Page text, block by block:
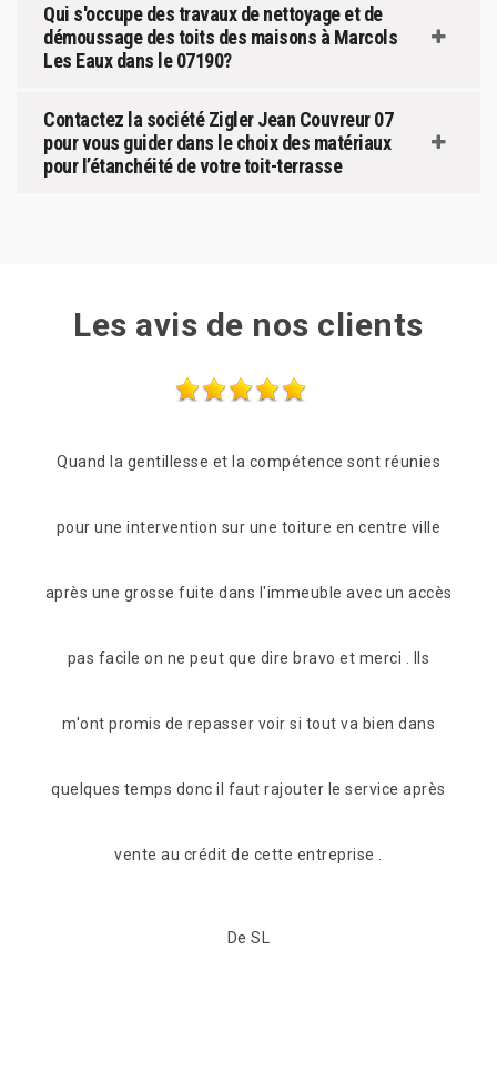
Qui s'occupe des travaux de nettoyage et de
démoussage des toits des maisons à Marcols
Les Eaux dans le 07190?
Contactez la société Zigler Jean Couvreur 07
pour vous guider dans le choix des matériaux
pour l’étanchéité de votre toit-terrasse
Les avis de nos clients
Les frères Zigler on était très réactif, passage le
lendemain de mon appel pour une vérification du toit.
C'est suvie pour beaucoup de conseil et de proposition
pour s'adapter à notre portefeuille tout en fiabilisant
l'étanchéité de notre toiture. Maintenant celle-ci à
retrouvé une nouvelle jeunesse et nous somme
tranquillise concernant les risques d'infiltrations. Nous